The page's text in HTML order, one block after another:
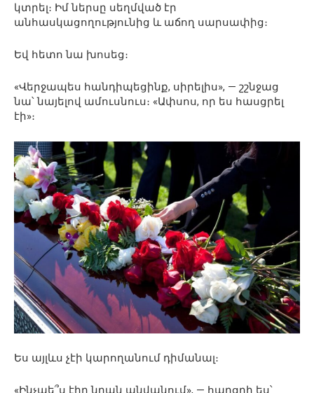
կտրել։ Իմ ներսը սեղմված էր
անհասկացողությունից և աճող սարսափից։
Եվ հետո նա խոսեց։
«Վերջապես հանդիպեցինք, սիրելիս», — շշնջաց
նա՝ նայելով ամուսնուս։ «Ափսոս, որ ես հասցրել
էի»։
Ես այլևս չէի կարողանում դիմանալ։
«Ինչպե՞ս էիր նրան անվանում», — հարցրի ես՝